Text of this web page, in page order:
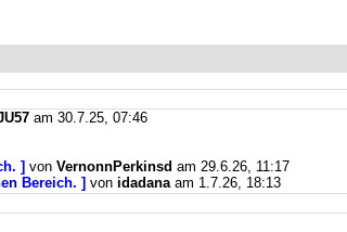
am 30.7.25, 07:46
] von VernonnPerkinsd am 29.6.26, 11:17
Bereich. ] von idadanaam 1.7.26, 18:13